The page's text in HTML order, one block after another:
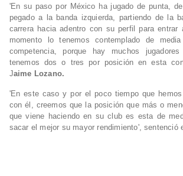
'En su paso por México ha jugado de punta,
pegado a la banda izquierda, partiendo de la
carrera hacia adentro con su perfil para entrar
momento lo tenemos contemplado de
competencia, porque hay muchos
tenemos dos o tres por posición en esta
Jaime Lozano.
'En este caso y por el poco tiempo que
con él, creemos que la posición que más o
que viene haciendo en su club es esta de
sacar el mejor su mayor rendimiento', sentenció